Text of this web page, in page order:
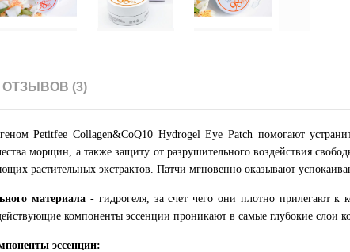
ОТЗЫВОВ (3)
Petitfee Collagen&CoQ10 Hydrogel Eye Patch помогают
морщин, а также защиту от разрушительного воздействия
растительных экстрактов. Патчи мгновенно оказывают
материала - гидрогеля, за счет чего они плотно прилегают
компоненты эссенции проникают в самые глубокие слои
эссенции: